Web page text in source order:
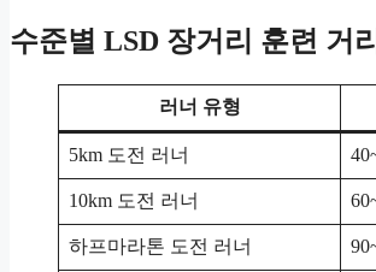
수준별 LSD 장거리 훈련 거
러너 유형
5km 도전 러너
10km 도전 러너
하프마라톤 도전 러너